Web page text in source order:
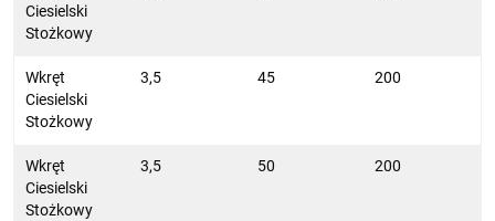
Ciesielski
Stożkowy
Wkręt
Ciesielski
Stożkowy
3,5 45 200
Wkręt
Ciesielski
Stożkowy
3,5 50 200